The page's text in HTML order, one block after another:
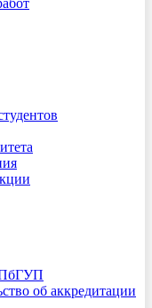
об аккредитации